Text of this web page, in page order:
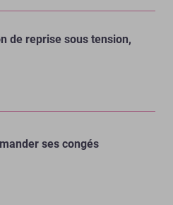
de reprise sous tension,
ses congés